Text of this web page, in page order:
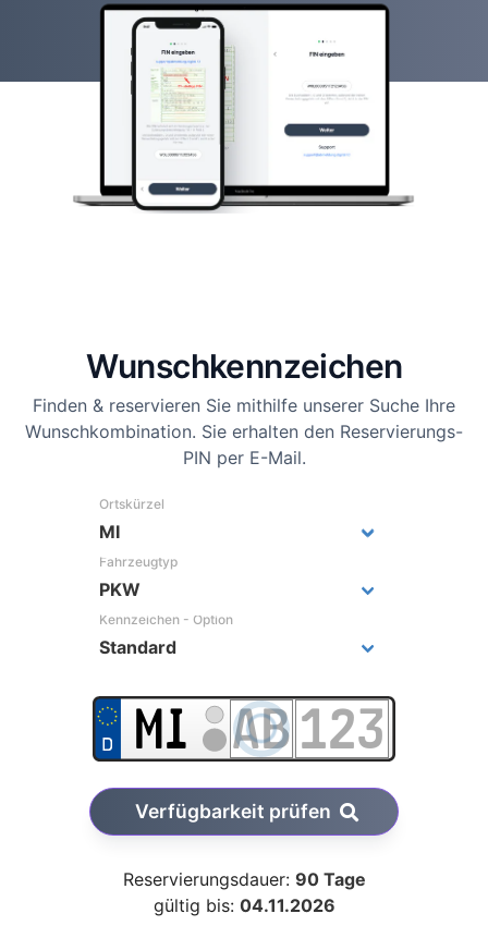
Wunsch­kennzeichen
Finden & reservieren Sie mithilfe unserer Suche Ihre
Wunschkombination. Sie erhalten den Reservierungs-
PIN per E-Mail.
Ortskürzel
Fahrzeugtyp
Kennzeichen - Option
Verfügbarkeit prüfen
Reservierungsdauer: 90 Tage
gültig bis: 04.11.2026